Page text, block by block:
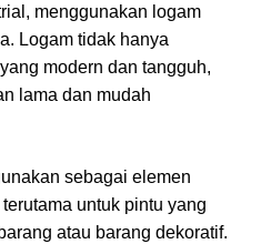
menggunakan logam
Logam tidak hanya
modern dan tangguh,
lama dan mudah
sebagai elemen
untuk pintu yang
atau barang dekoratif.